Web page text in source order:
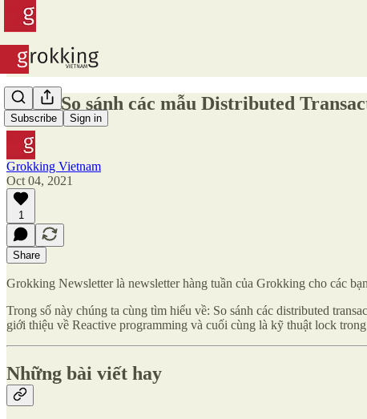
Subscribe Sign in
#191 - So sánh các mẫu Distributed
Grokking Vietnam
Oct 04, 2021
1
Share
Grokking Newsletter là newsletter hàng tuần của Grokking cho các
Trong số này chúng ta cùng tìm hiểu về: So sánh các distributed
giới thiệu về Reactive programming và cuối cùng là kỹ thuật lock
Những bài viết hay